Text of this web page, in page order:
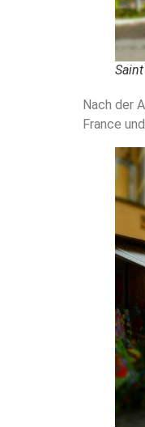
Nach der
France